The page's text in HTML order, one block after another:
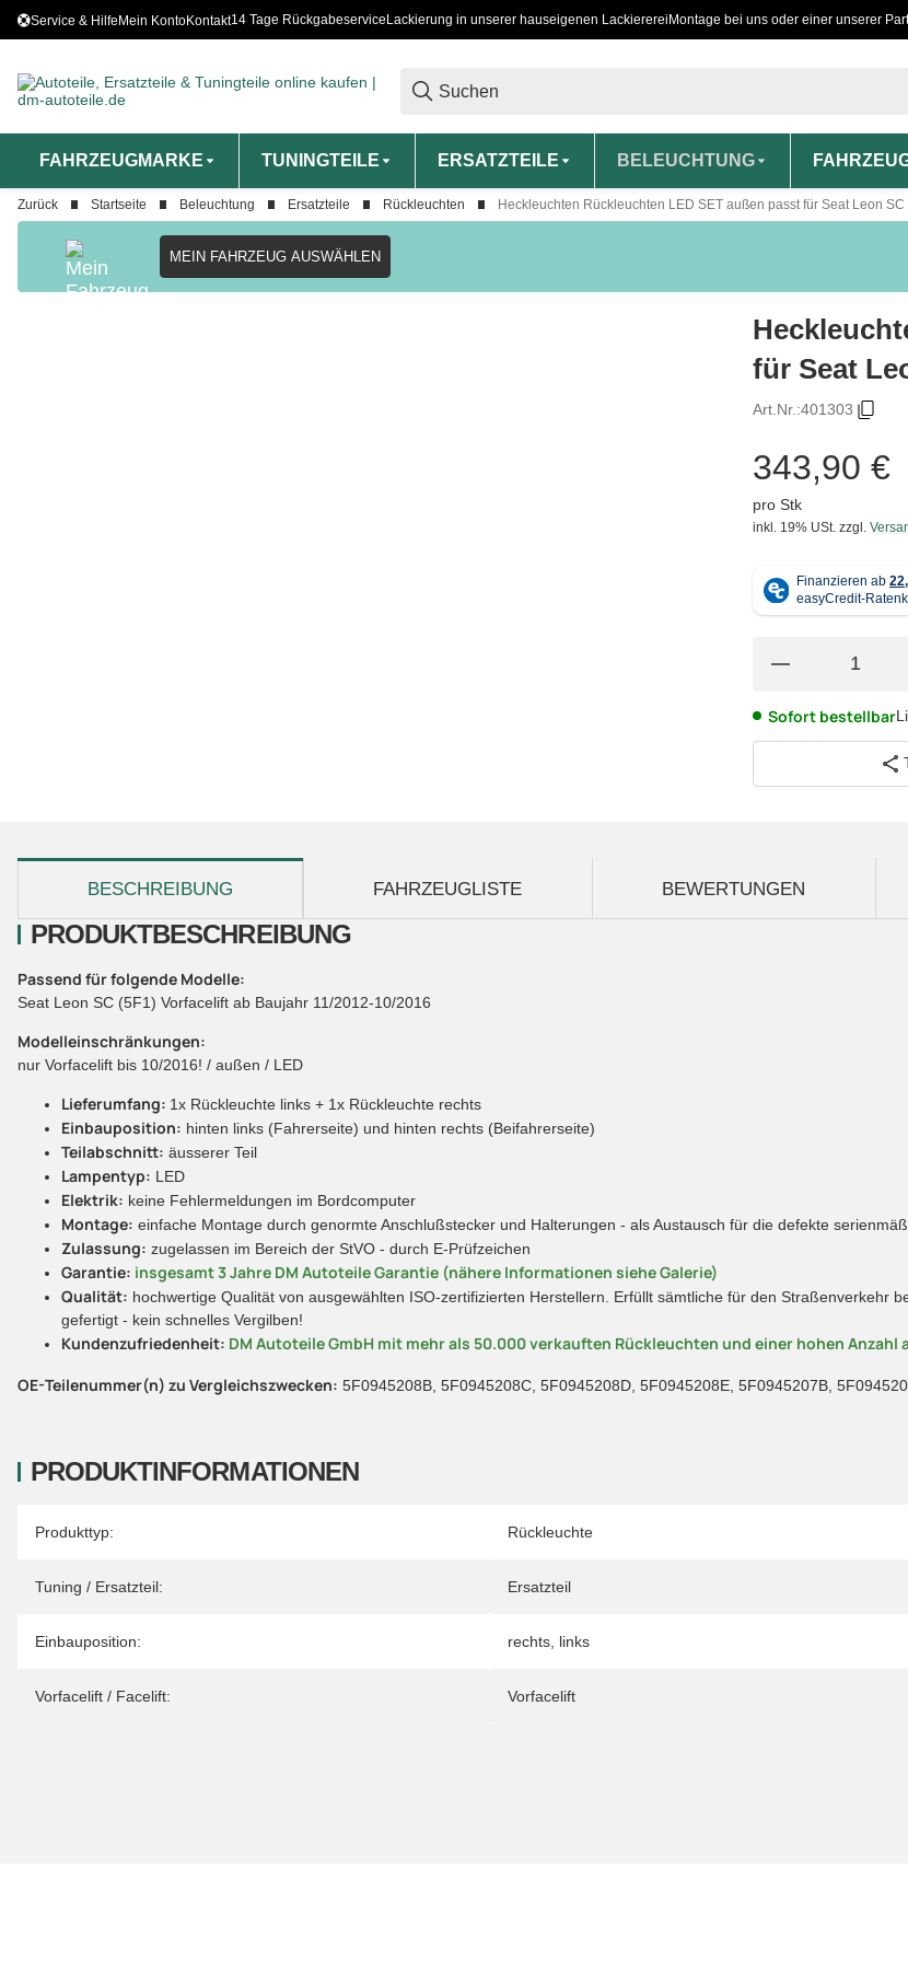
Service & HilfeMein KontoKontakt14 Tage Rückgabeservice Lackierung in unserer hauseigenen Lackiererei Montage bei uns oder einer unserer
FAHRZEUGMARKE TUNINGTEILE ERSATZTEILE BELEUCHTUNG
Zurück Startseite Beleuchtung Ersatzteile Rückleuchten Heckleuchten Rückleuchten LED SET außen passt für Seat Leon
MEIN FAHRZEUG AUSWÄHLEN
für Seat
Art.Nr.:401303
343,90 €
pro Stk
inkl. 19% USt. zzgl.
Sofort bestellbar
BESCHREIBUNG FAHRZEUGLISTE BEWERTUNGEN
PRODUKTINFORMATIONEN
Produkteigenschaft
Wert
Produkttyp: Rückleuchte
Tuning / Ersatzteil: Ersatzteil
Einbauposition: rechts links
Vorfacelift / Facelift: Vorfacelift
PRODUKTBESCHREIBUNG
Passend für folgende Modelle:
Seat Leon SC (5F1) Vorfacelift ab Baujahr 11/2012-10/2016
Modelleinschränkungen:
nur Vorfacelift bis 10/2016! / außen / LED
Lieferumfang: 1x Rückleuchte links + 1x Rückleuchte rechts
Einbauposition: hinten links (Fahrerseite) und hinten rechts (Beifahrerseite)
Teilabschnitt: äusserer Teil
Lampentyp: LED
Elektrik: keine Fehlermeldungen im Bordcomputer
Montage: einfache Montage durch genormte Anschlußstecker und Halterungen - als Austausch für die defekte
Zulassung: zugelassen im Bereich der StVO - durch E-Prüfzeichen
Garantie: insgesamt 3 Jahre DM Autoteile Garantie (nähere Informationen siehe Galerie)
Qualität: hochwertige Qualität von ausgewählten ISO-zertifizierten Herstellern. Erfüllt sämtliche für den Straßenverkehr
gefertigt - kein schnelles Vergilben!
Kundenzufriedenheit: DM Autoteile GmbH mit mehr als 50.000 verkauften Rückleuchten und einer hohen Anzahl
OE-Teilenummer(n) zu Vergleichszwecken: 5F0945208B, 5F0945208C, 5F0945208D, 5F0945208E, 5F0945207B,